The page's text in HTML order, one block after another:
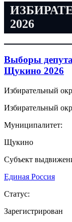
2026
Выборы
Щукино 2026
Избирательный
Избирательный
Муниципалитет:
Щукино
Субъект
Единая Россия
Статус:
Зарегистрирован